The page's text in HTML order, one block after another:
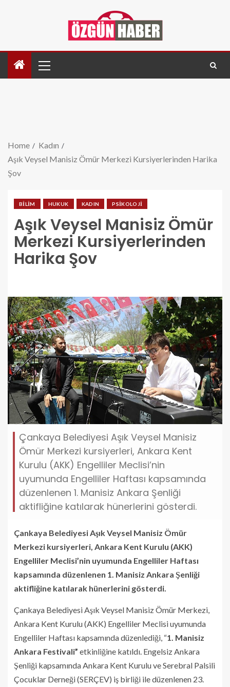
Home
Kadın
Aşık Veysel Manisiz Ömür Merkezi Kursiyerlerinden Harika
Şov
BILIM HUKUK KADIN PSIKOLOJI
Aşık Veysel Manisiz Ömür
Merkezi Kursiyerlerinden
Harika Şov
Çankaya Belediyesi Aşık Veysel Manisiz
Ömür Merkezi kursiyerleri, Ankara Kent
Kurulu (AKK) Engelliler Meclisi’nin
uyumunda Engelliler Haftası kapsamında
düzenlenen 1. Manisiz Ankara Şenliği
aktifliğine katılarak hünerlerini gösterdi.
Çankaya Belediyesi Aşık Veysel Manisiz Ömür
Merkezi kursiyerleri, Ankara Kent Kurulu (AKK)
Engelliler Meclisi’nin uyumunda Engelliler Haftası
kapsamında düzenlenen 1. Manisiz Ankara Şenliği
aktifliğine katılarak hünerlerini gösterdi.
Çankaya Belediyesi Aşık Veysel Manisiz Ömür Merkezi,
Ankara Kent Kurulu (AKK) Engelliler Meclisi uyumunda
Engelliler Haftası kapsamında düzenlediği, “1. Manisiz
Ankara Festivali” etkinliğine katıldı. Engelsiz Ankara
Şenliği kapsamında Ankara Kent Kurulu ve Serebral Palsili
Çocuklar Derneği (SERÇEV) iş birliği ile düzenlenen 23.